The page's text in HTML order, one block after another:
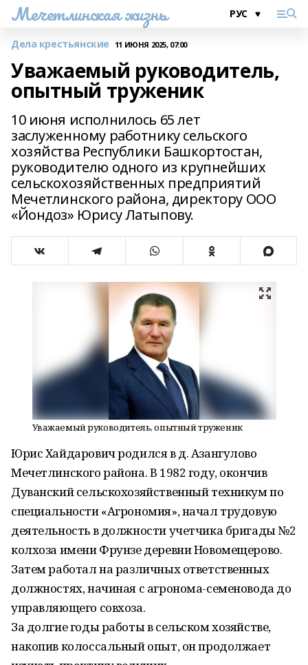
Мечетлинская жизнь
Дела крестьянские 11 ИЮНЯ 2025, 07:00
Уважаемый руководитель,
опытный труженик
10 июня исполнилось 65 лет
заслуженному работнику сельского
хозяйства Республики Башкортостан,
руководителю одного из крупнейших
сельскохозяйственных предприятий
Мечетлинского района, директору ООО
«Йондоз» Юрису Латыпову.
Уважаемый руководитель, опытный труженик
Юрис Хайдарович родился в д. Азангулово
Мечетлинского района. В 1982 году, окончив
Дуванский сельскохозяйственный техникум по
специальности «Агрономия», начал трудовую
деятельность в должности учетчика бригады №2
колхоза имени Фрунзе деревни Новомещерово.
Затем работал на различных ответственных
должностях, начиная с агронома-семеновода до
управляющего совхоза.
За долгие годы работы в сельском хозяйстве,
накопив колоссальный опыт, он продолжает